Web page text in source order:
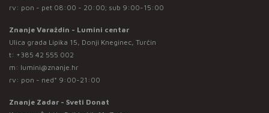
rv: pon - pet 08:00 - 20:00; sub 9:00-15:00
Znanje Varaždin - Lumini centar
Ulica grada Lipika 15, Donji Kneginec, Turčin
t: +385 42 555 002
m: lumini@znanje.hr
rv: pon - ned* 9:00-21:00
Znanje Zadar - Sveti Donat